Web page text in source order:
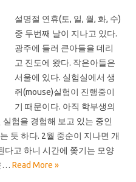
설명절 연휴(토, 일, 월, 화, 수)
중 두번째 날이 지나고 있다.
광주에 들러 큰아들을 데리
고 진도에 왔다. 작은아들은
서울에 있다. 실험실에서 생
쥐(mouse)실험이 진행중이
기 때문이다. 아직 학부생의
험을 경험해 보고 있는 중인
듯 하다. 2월 중순이 지나면 개
다고 하니 시간에 쫒기는 모양
… Read More »